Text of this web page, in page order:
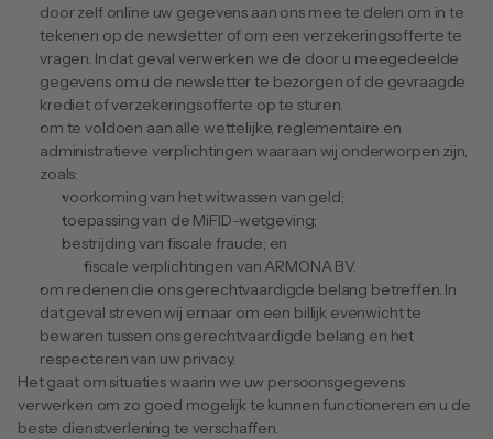
door zelf online uw gegevens aan ons mee te delen om in te
tekenen op de newsletter of om een verzekeringsofferte te
vragen. In dat geval verwerken we de door u meegedeelde
gegevens om u de newsletter te bezorgen of de gevraagde
krediet of verzekeringsofferte op te sturen.
om te voldoen aan alle wettelijke, reglementaire en
administratieve verplichtingen waaraan wij onderworpen zijn,
zoals:
voorkoming van het witwassen van geld;
toepassing van de MiFID-wetgeving;
bestrijding van fiscale fraude; en
fiscale verplichtingen van ARMONA BV.
om redenen die ons gerechtvaardigde belang betreffen. In
dat geval streven wij ernaar om een billijk evenwicht te
bewaren tussen ons gerechtvaardigde belang en het
respecteren van uw privacy.
Het gaat om situaties waarin we uw persoonsgegevens
verwerken om zo goed mogelijk te kunnen functioneren en u de
beste dienstverlening te verschaffen.